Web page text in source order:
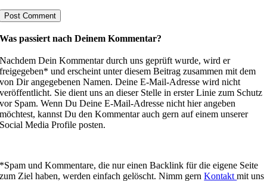
Was passiert nach Deinem Kommentar?
Nachdem Dein Kommentar durch uns geprüft wurde, wird er
freigegeben* und erscheint unter diesem Beitrag zusammen mit dem
von Dir angegebenen Namen. Deine E-Mail-Adresse wird nicht
veröffentlicht. Sie dient uns an dieser Stelle in erster Linie zum Schutz
vor Spam. Wenn Du Deine E-Mail-Adresse nicht hier angeben
möchtest, kannst Du den Kommentar auch gern auf einem unserer
Social Media Profile posten.
*Spam und Kommentare, die nur einen Backlink für die eigene Seite
zum Ziel haben, werden einfach gelöscht. Nimm gernKontaktmit uns